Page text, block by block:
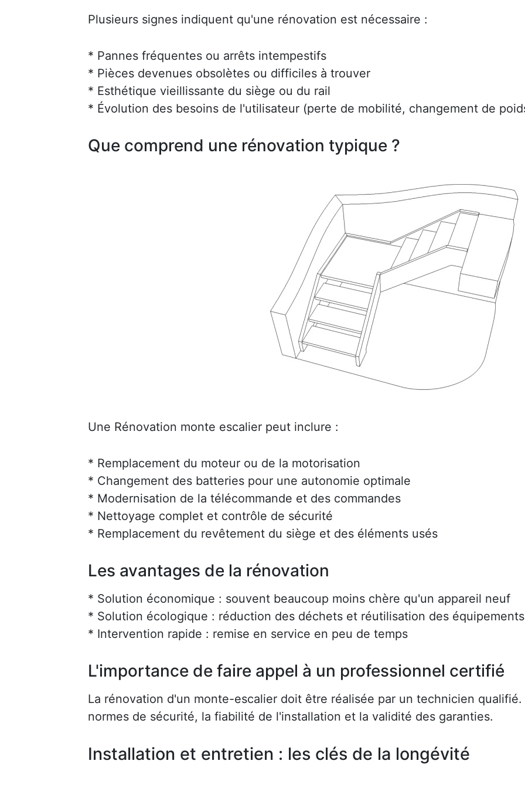
Plusieurs signes indiquent qu'une rénovation est nécessaire :
* Pannes fréquentes ou arrêts intempestifs
* Pièces devenues obsolètes ou difficiles à trouver
* Esthétique vieillissante du siège ou du rail
* Évolution des besoins de l'utilisateur (perte de mobilité, changement de
Que comprend une rénovation typique ?
Une Rénovation monte escalier peut inclure :
* Remplacement du moteur ou de la motorisation
* Changement des batteries pour une autonomie optimale
* Modernisation de la télécommande et des commandes
* Nettoyage complet et contrôle de sécurité
* Remplacement du revêtement du siège et des éléments usés
Les avantages de la rénovation
* Solution économique : souvent beaucoup moins chère qu'un appareil neuf
* Solution écologique : réduction des déchets et réutilisation des équipements
* Intervention rapide : remise en service en peu de temps
L'importance de faire appel à un professionnel certifié
La rénovation d'un monte-escalier doit être réalisée par un technicien
normes de sécurité, la fiabilité de l'installation et la validité des garanties.
Installation et entretien : les clés de la longévité